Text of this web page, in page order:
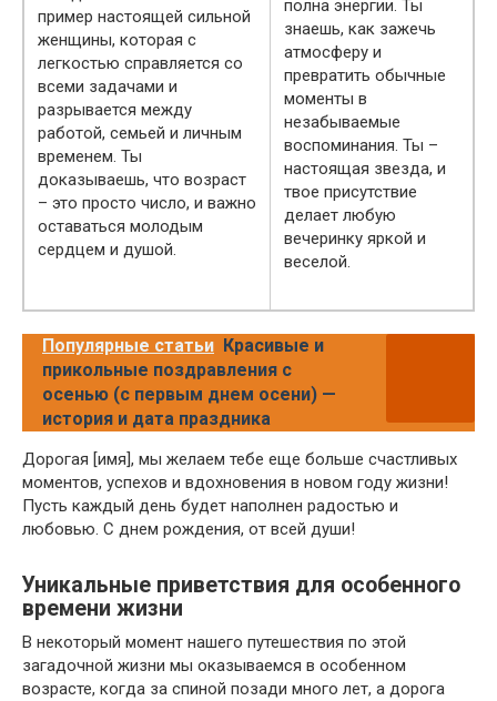
пример настоящей сильной
женщины, которая с
легкостью справляется со
всеми задачами и
разрывается между
работой, семьей и личным
временем. Ты
доказываешь, что возраст
– это просто число, и важно
оставаться молодым
сердцем и душой.
полна энергии. Ты
знаешь, как зажечь
атмосферу и
превратить обычные
моменты в
незабываемые
воспоминания. Ты –
настоящая звезда, и
твое присутствие
делает любую
вечеринку яркой и
веселой.
Популярные статьи Красивые и
прикольные поздравления с
осенью (с первым днем осени) —
история и дата праздника
Дорогая [имя], мы желаем тебе еще больше счастливых
моментов, успехов и вдохновения в новом году жизни!
Пусть каждый день будет наполнен радостью и
любовью. С днем рождения, от всей души!
Уникальные приветствия для особенного
времени жизни
В некоторый момент нашего путешествия по этой
загадочной жизни мы оказываемся в особенном
возрасте, когда за спиной позади много лет, а дорога